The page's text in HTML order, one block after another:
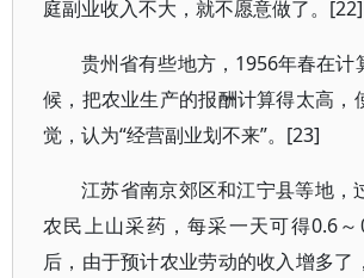
庭副业收入不大，就不愿意做了。[22]
贵州省有些地方，1956年春在计
候，把农业生产的报酬计算得太高，
觉，认为“经营副业划不来”。[23]
江苏省南京郊区和江宁县等地，
农民上山采药，每采一天可得0.6
后，由于预计农业劳动的收入增多了